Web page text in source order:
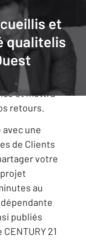
qualitelis
clients
comme
et mettra
retours.
avec une
de Clients
votre
au
publiés
21